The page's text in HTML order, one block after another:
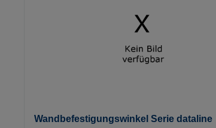
Wandbefestigungswinkel Serie dataline